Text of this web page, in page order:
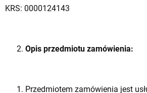
KRS: 0000124143
Opis przedmiotu zamówienia:
Przedmiotem zamówienia jest